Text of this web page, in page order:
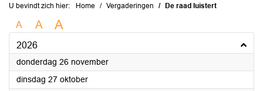
U bevindt zich hier: Home Vergaderingen De raad luistert
A A A
2026
donderdag 26 november2026
dinsdag 27 oktober2026